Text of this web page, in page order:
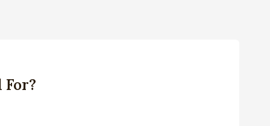
For?